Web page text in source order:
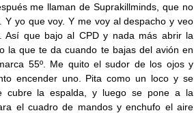
me llaman de Suprakillminds, que no
yo que voy. Y me voy al despacho y veo
Así que bajo al CPD y nada más abrir la
la que te da cuando te bajas del avión en
55º. Me quito el sudor de los ojos y
encender uno. Pita como un loco y se
la espalda, y luego se pone a la
el cuadro de mandos y enchufo el aire